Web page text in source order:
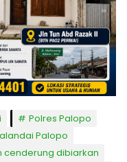
Polres Palopo
Palopo
cenderung dibiarkan